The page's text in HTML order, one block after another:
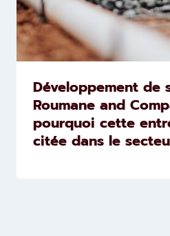
Développement de
Roumane and
pourquoi cette
citée dans le